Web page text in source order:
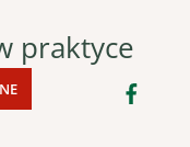
praktyce